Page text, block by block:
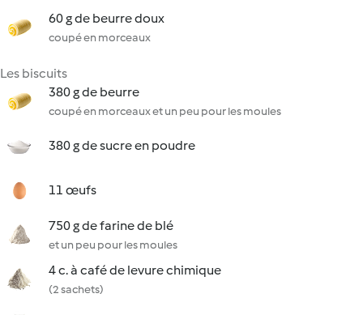
60 g de beurre doux
coupé en morceaux
Les biscuits
380 g de beurre
coupé en morceaux et un peu pour les moules
380 g de sucre en poudre
11 œufs
750 g de farine de blé
et un peu pour les moules
4 c. à café de levure chimique
(2 sachets)